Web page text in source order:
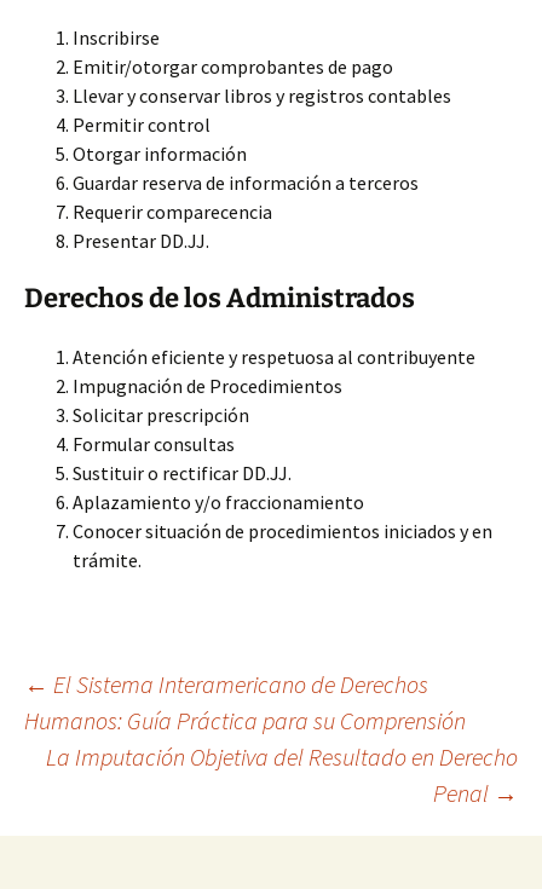
Inscribirse
Emitir/otorgar comprobantes de pago
Llevar y conservar libros y registros contables
Permitir control
Otorgar información
Guardar reserva de información a terceros
Requerir comparecencia
Presentar DD.JJ.
Derechos de los Administrados
Atención eficiente y respetuosa al contribuyente
Impugnación de Procedimientos
Solicitar prescripción
Formular consultas
Sustituir o rectificar DD.JJ.
Aplazamiento y/o fraccionamiento
Conocer situación de procedimientos iniciados y en
trámite.
Navegación
de
entradas
← El Sistema Interamericano de Derechos
Humanos: Guía Práctica para su Comprensión
La Imputación Objetiva del Resultado en Derecho
Penal →